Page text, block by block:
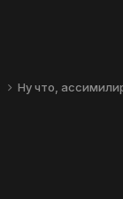
Ну что,